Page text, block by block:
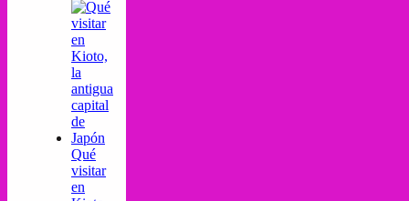
Qué
visitar
en